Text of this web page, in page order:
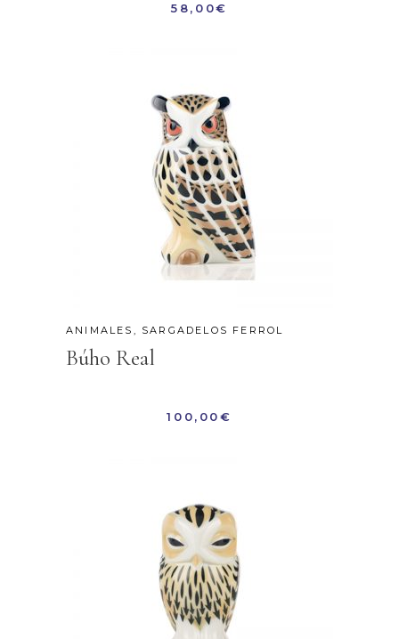
58,00€
ANIMALES , SARGADELOS FERROL
Búho Real
100,00€